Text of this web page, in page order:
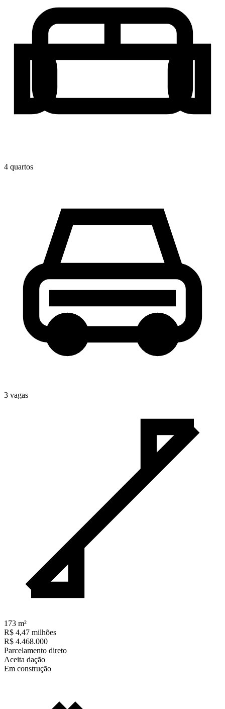
4 quartos
3 vagas
173 m²
R$ 4,47 milhões
R$ 4.468.000
Parcelamento direto
Aceita dação
Em construção